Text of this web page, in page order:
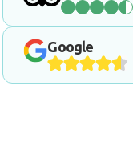
Google